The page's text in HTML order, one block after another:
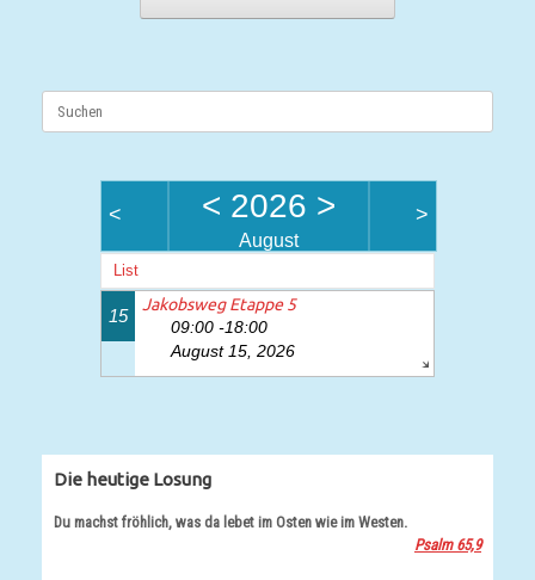
Suchen
< < 2026 >
August
>
List
15
Jakobsweg Etappe 5
09:00 -18:00
August 15, 2026
Die heutige Losung
Du machst fröhlich, was da lebet im Osten wie im Westen.
Psalm 65,9